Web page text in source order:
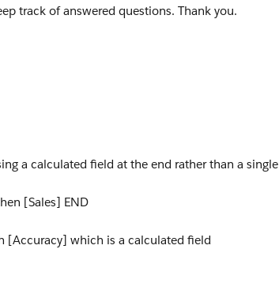
track of answered questions. Thank you.
a calculated field at the end rather than a single
[Sales] END
[Accuracy] which is a calculated field